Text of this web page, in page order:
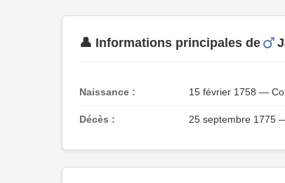
👤 Informations principales de
Naissance : 15 février 1758 —
Décès : 25 septembre 1775